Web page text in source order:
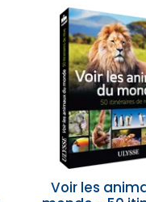
Voir les